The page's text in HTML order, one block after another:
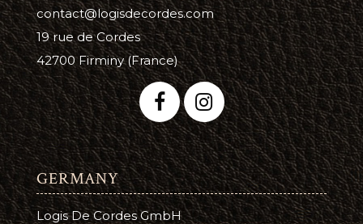
contact@logisdecordes.com
19 rue de Cordes
42700 Firminy (France)
GERMANY
Logis De Cordes GmbH